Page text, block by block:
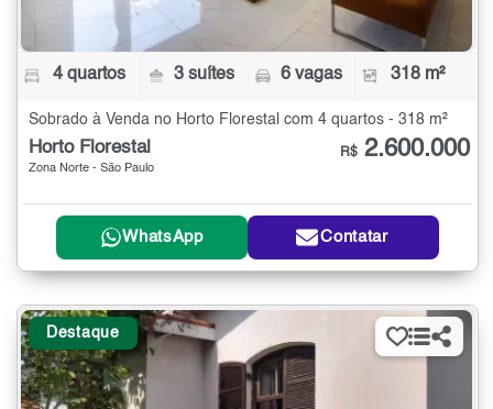
4 quartos 3 suítes 6 vagas 318 m²
Sobrado à Venda no Horto Florestal com 4 quartos - 318 m²
Horto Florestal
Zona Norte - São Paulo
R$ 2.600.000
WhatsApp Contatar
Destaque